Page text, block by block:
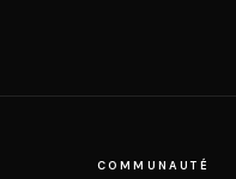
COMMUNAUTÉ